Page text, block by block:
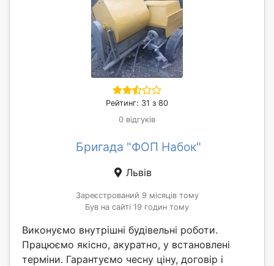
Рейтинг: 31 з 80
0 відгуків
Бригада "ФОП Набок"
Львів
Зареєстрований 9 місяців тому
Був на сайті 19 годин тому
Виконуємо внутрішні будівельні роботи.
Працюємо якісно, акуратно, у встановлені
терміни. Гарантуємо чесну ціну, договір і